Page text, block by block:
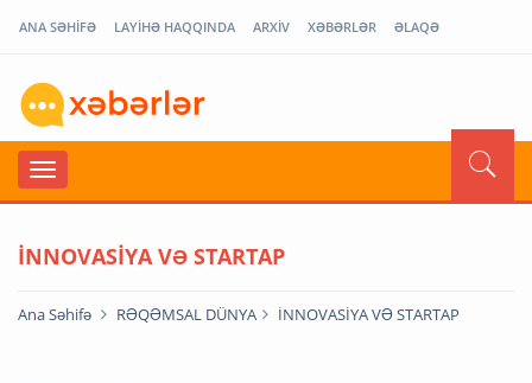
ANA SƏHİFƏ LAYİHƏ HAQQINDA ARXİV XƏBƏRLƏR ƏLAQƏ
İNNOVASİYA VƏ STARTAP
Ana Səhifə RƏQƏMSAL DÜNYA İNNOVASİYA VƏ STARTAP